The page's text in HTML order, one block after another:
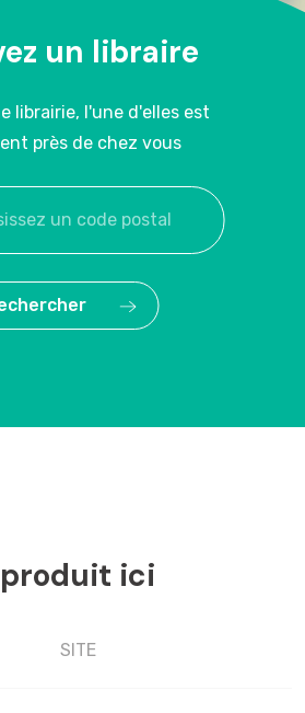
un libraire
librairie, l'une d'elles est
près de chez vous
ici
SITE